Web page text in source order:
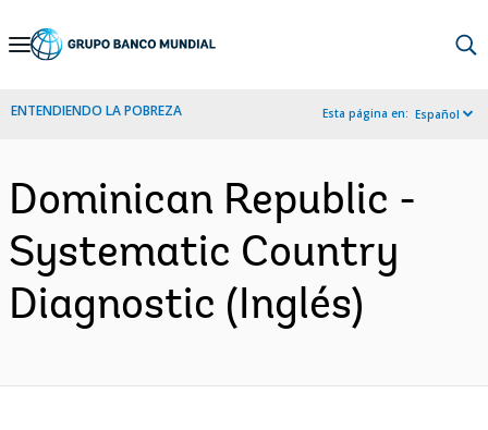
Skip
Navigation
ENTENDIENDO LA POBREZA Esta página en: Español
Dominican Republic -
Systematic Country
Diagnostic (Inglés)